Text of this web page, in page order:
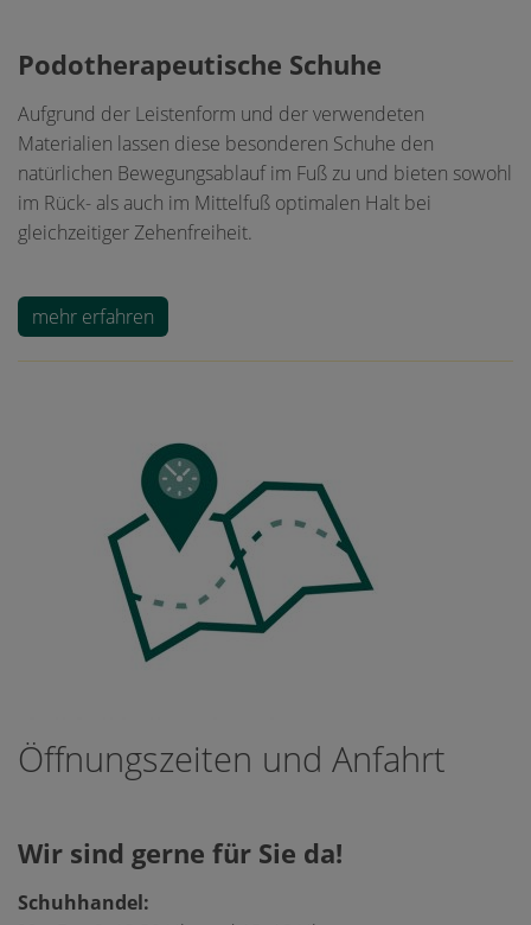
Podotherapeutische Schuhe
Aufgrund der Leistenform und der verwendeten
Materialien lassen diese besonderen Schuhe den
natürlichen Bewegungsablauf im Fuß zu und bieten sowohl
im Rück- als auch im Mittelfuß optimalen Halt bei
gleichzeitiger Zehenfreiheit.
mehr erfahren
Öffnungszeiten und Anfahrt
Wir sind gerne für Sie da!
Schuhhandel: